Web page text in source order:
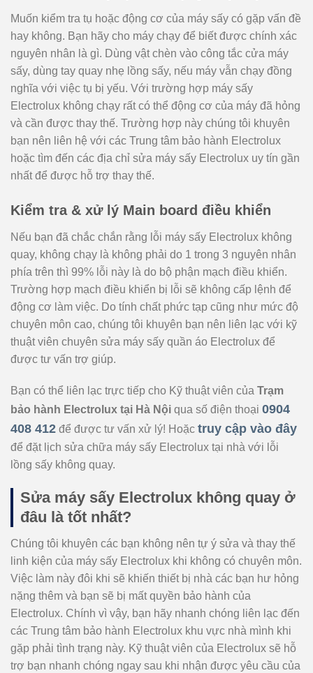
Muốn kiểm tra tụ hoặc động cơ của máy sấy có gặp vấn đề
hay không. Bạn hãy cho máy chạy để biết được chính xác
nguyên nhân là gì. Dùng vật chèn vào công tắc cửa máy
sấy, dùng tay quay nhẹ lồng sấy, nếu máy vẫn chạy đồng
nghĩa với việc tụ bị yếu. Với trường hợp máy sấy
Electrolux không chạy rất có thể động cơ của máy đã hỏng
và cần được thay thế. Trường hợp này chúng tôi khuyên
bạn nên liên hệ với các Trung tâm bảo hành Electrolux
hoặc tìm đến các địa chỉ sửa máy sấy Electrolux uy tín gần
nhất để được hỗ trợ thay thế.
Kiểm tra & xử lý Main board điều khiển
Nếu bạn đã chắc chắn rằng lỗi máy sấy Electrolux không
quay, không chạy là không phải do 1 trong 3 nguyên nhân
phía trên thì 99% lỗi này là do bộ phận mạch điều khiển.
Trường hợp mạch điều khiển bị lỗi sẽ không cấp lệnh để
động cơ làm việc. Do tính chất phức tạp cũng như mức độ
chuyên môn cao, chúng tôi khuyên bạn nên liên lạc với kỹ
thuật viên chuyên sửa máy sấy quần áo Electrolux để
được tư vấn trợ giúp.
Bạn có thể liên lạc trực tiếp cho Kỹ thuật viên của Trạm
bảo hành Electrolux tại Hà Nội qua số điện thoại 0904
408 412 để được tư vấn xử lý! Hoặc truy cập vào đây
để đặt lịch sửa chữa máy sấy Electrolux tại nhà với lỗi
lồng sấy không quay.
Sửa máy sấy Electrolux không quay ở
đâu là tốt nhất?
Chúng tôi khuyên các bạn không nên tự ý sửa và thay thế
linh kiện của máy sấy Electrolux khi không có chuyên môn.
Việc làm này đôi khi sẽ khiến thiết bị nhà các bạn hư hỏng
nặng thêm và bạn sẽ bị mất quyền bảo hành của
Electrolux. Chính vì vậy, bạn hãy nhanh chóng liên lạc đến
các Trung tâm bảo hành Electrolux khu vực nhà mình khi
gặp phải tình trạng này. Kỹ thuật viên của Electrolux sẽ hỗ
trợ bạn nhanh chóng ngay sau khi nhận được yêu cầu của